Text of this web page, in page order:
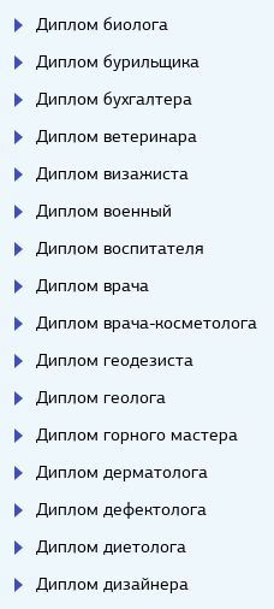
Диплом биолога
Диплом бурильщика
Диплом бухгалтера
Диплом ветеринара
Диплом визажиста
Диплом военный
Диплом воспитателя
Диплом врача
Диплом врача-косметолога
Диплом геодезиста
Диплом геолога
Диплом горного мастера
Диплом дерматолога
Диплом дефектолога
Диплом диетолога
Диплом дизайнера